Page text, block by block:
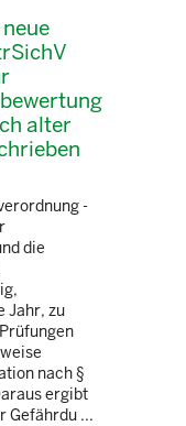
alter
-
die
Jahr, zu
nach §
ergibt
Gefährdu ...